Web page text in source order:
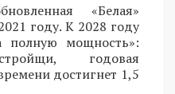
«Белая»
году. К 2028 году
полную мощность»:
годовая
достигнет 1,5